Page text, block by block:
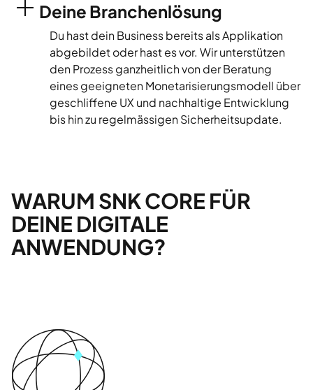
Deine Branchenlösung
Du hast dein Business bereits als Applikation
abgebildet oder hast es vor. Wir unterstützen
den Prozess ganzheitlich von der Beratung
eines geeigneten Monetarisierungsmodell über
geschliffene UX und nachhaltige Entwicklung
bis hin zu regelmässigen Sicherheitsupdate.
WARUM SNK CORE FÜR
DEINE DIGITALE
ANWENDUNG?